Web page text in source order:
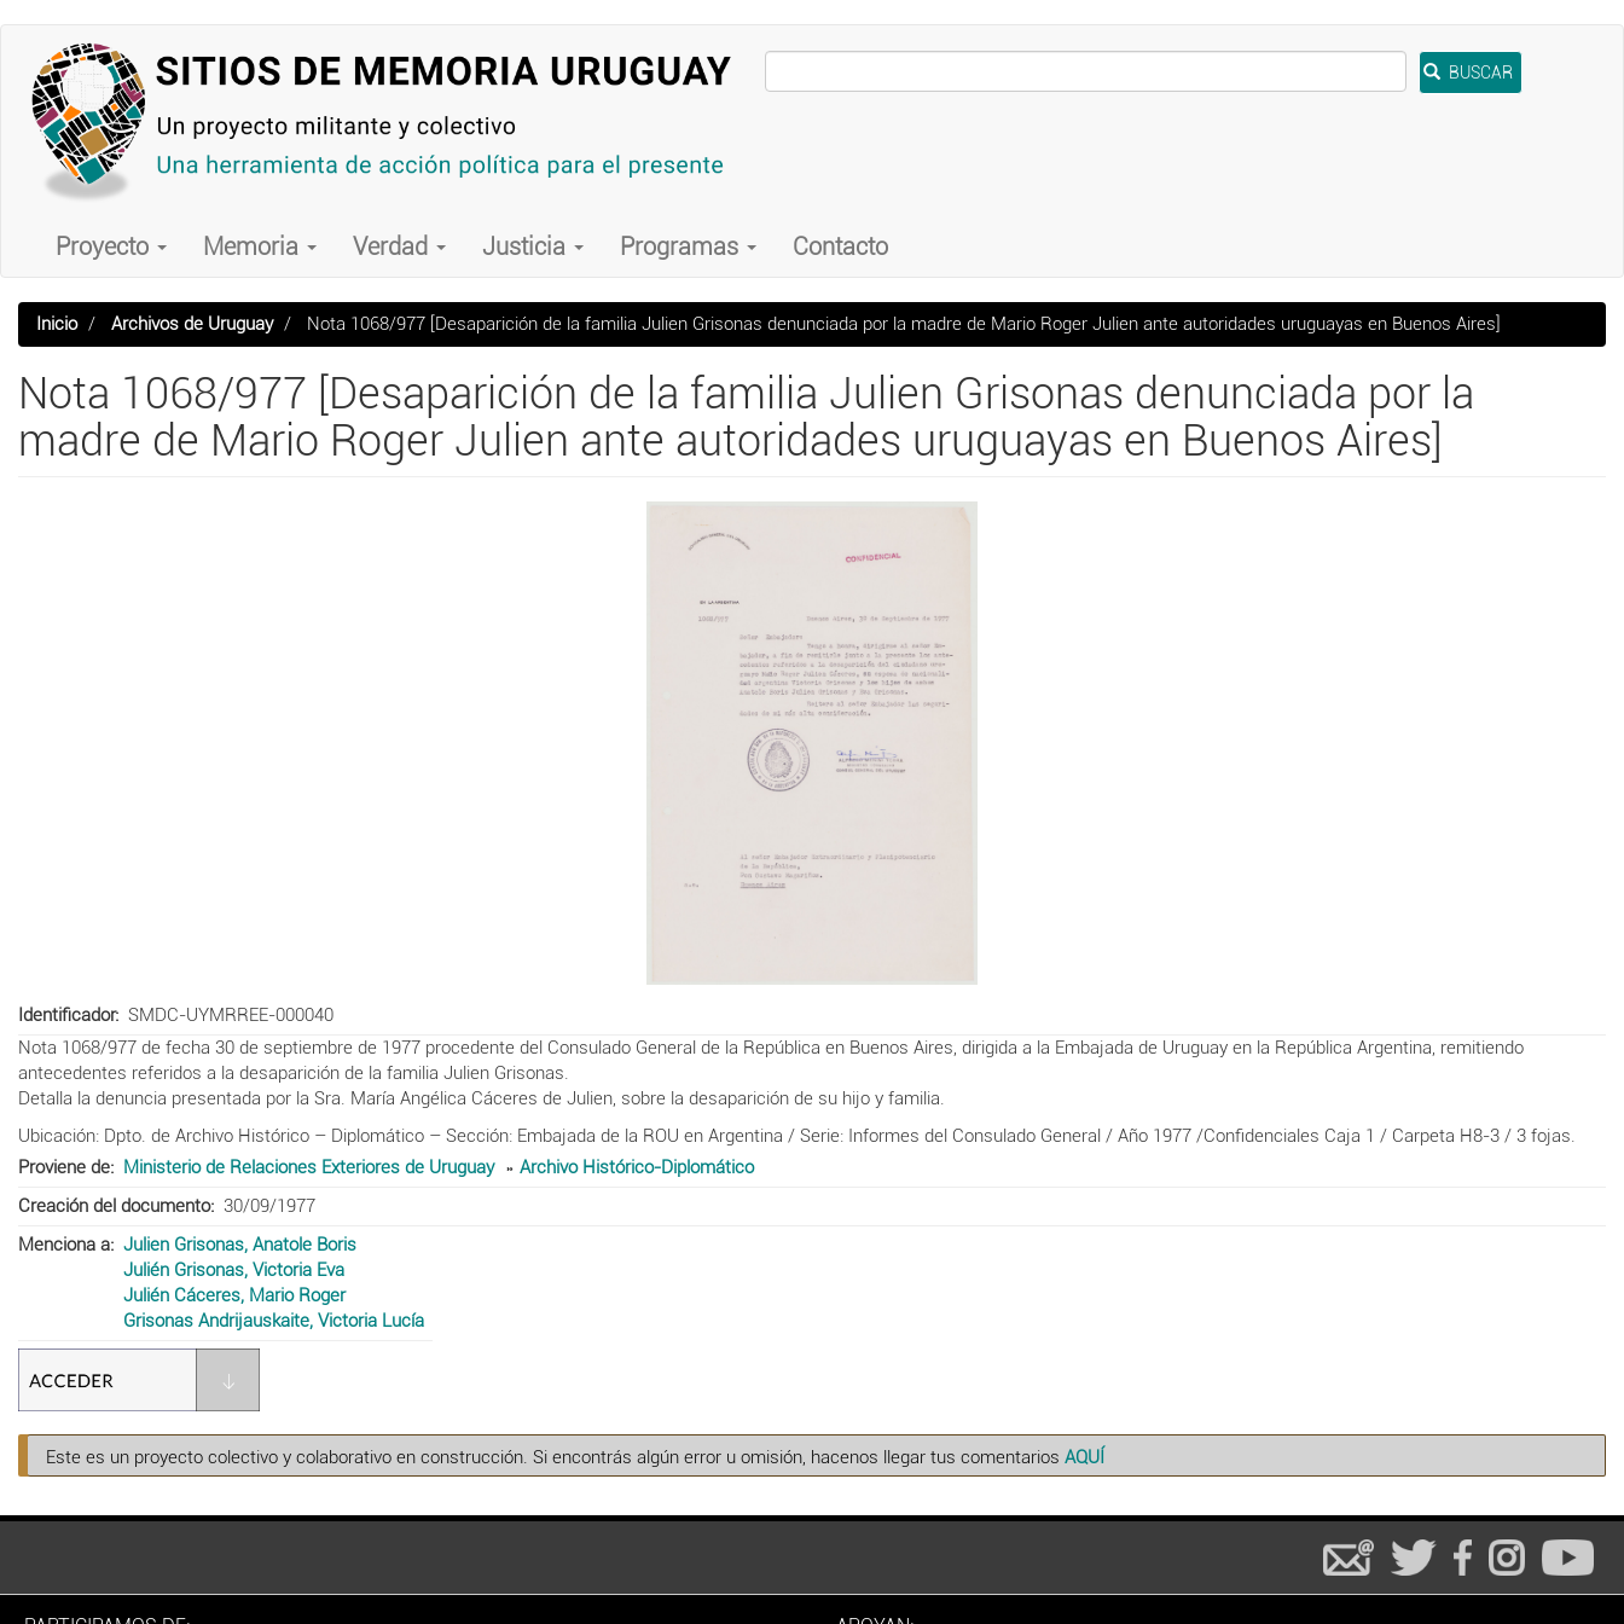
contenido
principal
BUSCAR
Main
navigation
Proyecto Memoria Verdad Justicia Programas Contacto
Inicio Archivos de Uruguay Nota 1068/977 [Desaparición de la familia Julien Grisonas denunciada por la madre de Mario Roger Julien ante autoridades uruguayas en Buenos Aires]
Nota 1068/977 [Desaparición de la familia Julien Grisonas denunciada por la
madre de Mario Roger Julien ante autoridades uruguayas en Buenos Aires]
Identificador
SMDC-UYMRREE-000040
Nota 1068/977 de fecha 30 de septiembre de 1977 procedente del Consulado General de la República en Buenos Aires, dirigida a la Embajada de Uruguay en la República Argentina, remitiendo
antecedentes referidos a la desaparición de la familia Julien Grisonas.
Detalla la denuncia presentada por la Sra. María Angélica Cáceres de Julien, sobre la desaparición de su hijo y familia.
Ubicación: Dpto. de Archivo Histórico – Diplomático – Sección: Embajada de la ROU en Argentina / Serie: Informes del Consulado General / Año 1977 /Confidenciales Caja 1 / Carpeta H8-3 / 3 fojas.
Proviene de
Ministerio de Relaciones Exteriores de Uruguay
Archivo Histórico-Diplomático
Creación del documento
30/09/1977
Menciona a
Julien Grisonas, Anatole Boris
Julién Grisonas, Victoria Eva
Julién Cáceres, Mario Roger
Grisonas Andrijauskaite, Victoria Lucía
Este es un proyecto colectivo y colaborativo en construcción. Si encontrás algún error u omisión, hacenos llegar tus comentarios AQUÍ